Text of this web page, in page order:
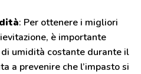
: Per ottenere i migliori
è importante
umidità costante durante il
a prevenire che l’impasto si